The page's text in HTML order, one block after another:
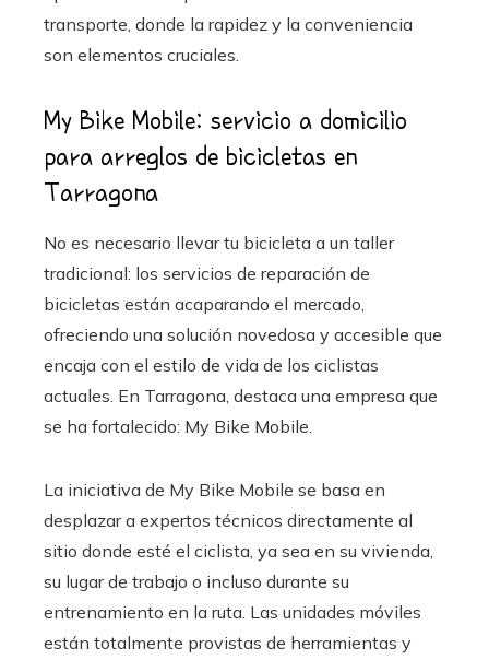
transporte, donde la rapidez y la conveniencia
son elementos cruciales.
My Bike Mobile: servicio a domicilio
para arreglos de bicicletas en
Tarragona
No es necesario llevar tu bicicleta a un taller
tradicional: los servicios de reparación de
bicicletas están acaparando el mercado,
ofreciendo una solución novedosa y accesible que
encaja con el estilo de vida de los ciclistas
actuales. En Tarragona, destaca una empresa que
se ha fortalecido: My Bike Mobile.
La iniciativa de My Bike Mobile se basa en
desplazar a expertos técnicos directamente al
sitio donde esté el ciclista, ya sea en su vivienda,
su lugar de trabajo o incluso durante su
entrenamiento en la ruta. Las unidades móviles
están totalmente provistas de herramientas y